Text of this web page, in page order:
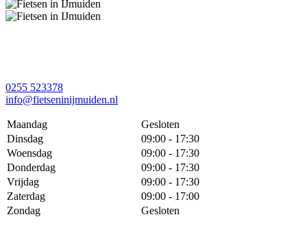
0255 523378
info@fietseninijmuiden.nl
Maandag
Gesloten
Dinsdag
09:00 - 17:30
Woensdag
09:00 - 17:30
Donderdag
09:00 - 17:30
Vrijdag
09:00 - 17:30
Zaterdag
09:00 - 17:00
Zondag
Gesloten